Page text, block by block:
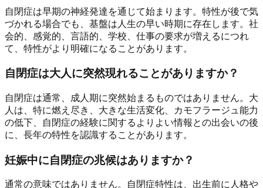
自閉症は早期の神経発達を通じて始まります。特性が後で気
づかれる場合でも、基盤は人生の早い時期に存在します。社
会的、感覚的、言語的、学校、仕事の要求が増えるにつれ
て、特性がより明確になることがあります。
自閉症は大人に突然現れることがありますか？
自閉症は通常、成人期に突然始まるものではありません。大
人は、特に燃え尽き、大きな生活変化、カモフラージュ能力
の低下、自閉症の経験に関するよりよい情報との出会いの後
に、長年の特性を認識することがあります。
妊娠中に自閉症の兆候はありますか？
通常の意味ではありません。自閉症特性は、出生前に人格や